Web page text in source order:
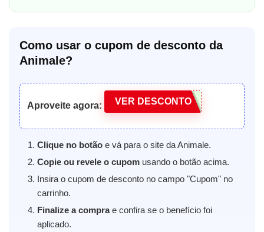
Como usar o cupom de desconto da
Animale?
Aproveite agora: VER DESCONTO
Clique no botão e vá para o site da Animale.
Copie ou revele o cupom usando o botão acima.
Insira o cupom de desconto no campo "Cupom" no
carrinho.
Finalize a comprae confira se o benefício foi
aplicado.